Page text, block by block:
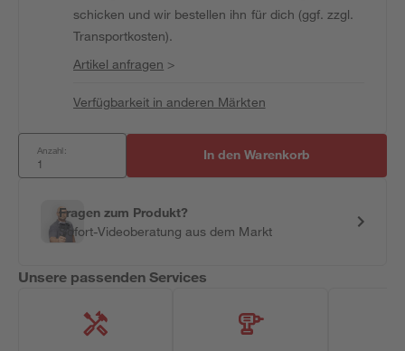
schicken und wir bestellen ihn für dich (ggf. zzgl.
Transportkosten).
Artikel anfragen >
Verfügbarkeit in anderen Märkten
Anzahl: In den Warenkorb
Fragen zum Produkt?
Sofort-Videoberatung aus dem Markt
Unsere passenden Services